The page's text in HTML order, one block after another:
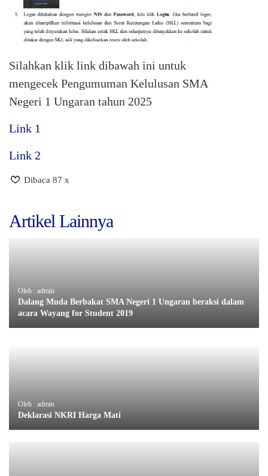
Silahkan klik link dibawah ini untuk
mengecek Pengumuman Kelulusan SMA
Negeri 1 Ungaran tahun 2025
Link 1
Link 2
Dibaca 87 x
Artikel Lainnya
Oleh : admin
Dalang Muda Berbakat SMA Negeri 1 Ungaran beraksi dalam
acara Wayang for Student 2019
Oleh : admin
Deklarasi NKRI Harga Mati